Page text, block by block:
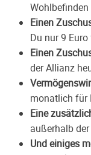
Wohlbefinden
Einen
Du nur 9
Einen
der Allianz
monatlich für
Eine
außerhalb
Und einiges